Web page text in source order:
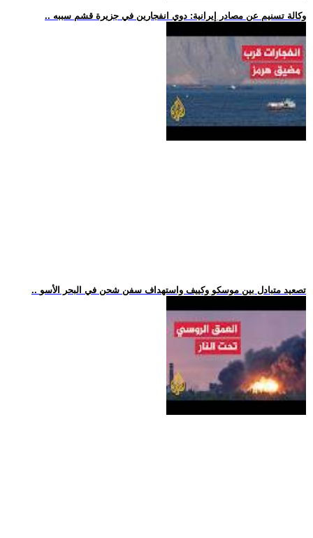
.. وكالة تسنيم عن مصادر إيرانية: دوي انفجارين في جزيرة قشم سببه
.. تصعيد متبادل بين موسكو وكييف واستهداف سفن شحن في البحر الأسو